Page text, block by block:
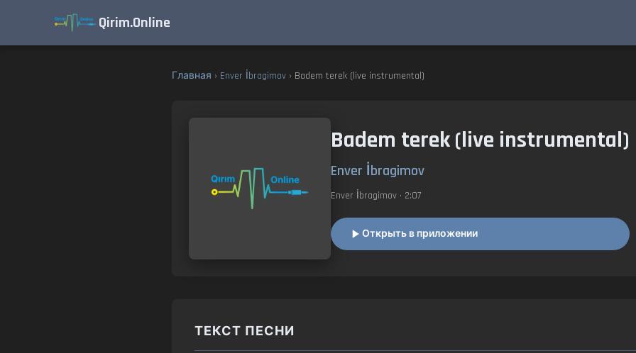
Qirim.Online
Главная › Enver İbragimov › Badem terek (live instrumental)
Badem terek (live instrumental)
Enver İbragimov
Enver İbragimov • 2:07
Открыть в приложении
ТЕКСТ ПЕСНИ